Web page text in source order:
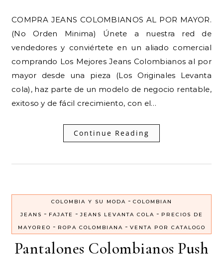
COMPRA JEANS COLOMBIANOS AL POR MAYOR.
(No Orden Minima) Únete a nuestra red de
vendedores y conviértete en un aliado comercial
comprando Los Mejores Jeans Colombianos al por
mayor desde una pieza (Los Originales Levanta
cola), haz parte de un modelo de negocio rentable,
exitoso y de fácil crecimiento, con el…
Continue Reading
COLOMBIA Y SU MODA - COLOMBIAN
JEANS - FAJATE - JEANS LEVANTA COLA - PRECIOS DE
MAYOREO - ROPA COLOMBIANA - VENTA POR CATALOGO
Pantalones Colombianos Push